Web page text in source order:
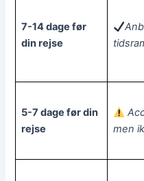
7-14 dage før
din rejse
5-7 dage før din
rejse
men